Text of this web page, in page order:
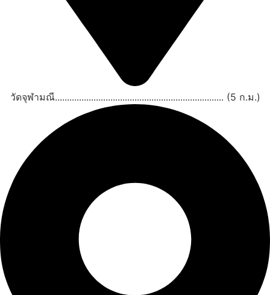
วัดจุฬามณี...................................................................... (5 ก.ม.)